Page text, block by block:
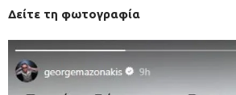
Δείτε τη φωτογραφία